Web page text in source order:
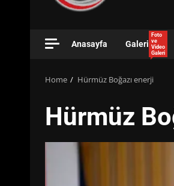
Anasayfa Galeri
Foto
ve
Video
Galeri
Home Hürmüz Boğazı enerji
Hürmüz